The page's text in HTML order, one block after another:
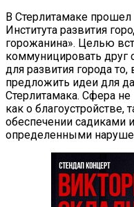
В Стерлитамаке
Института развития
горожанина». Целью
коммуницировать друг
для развития города
предложить идеи для
Стерлитамака. Сфера
как о благоустройстве,
обеспечении садиками
определенными